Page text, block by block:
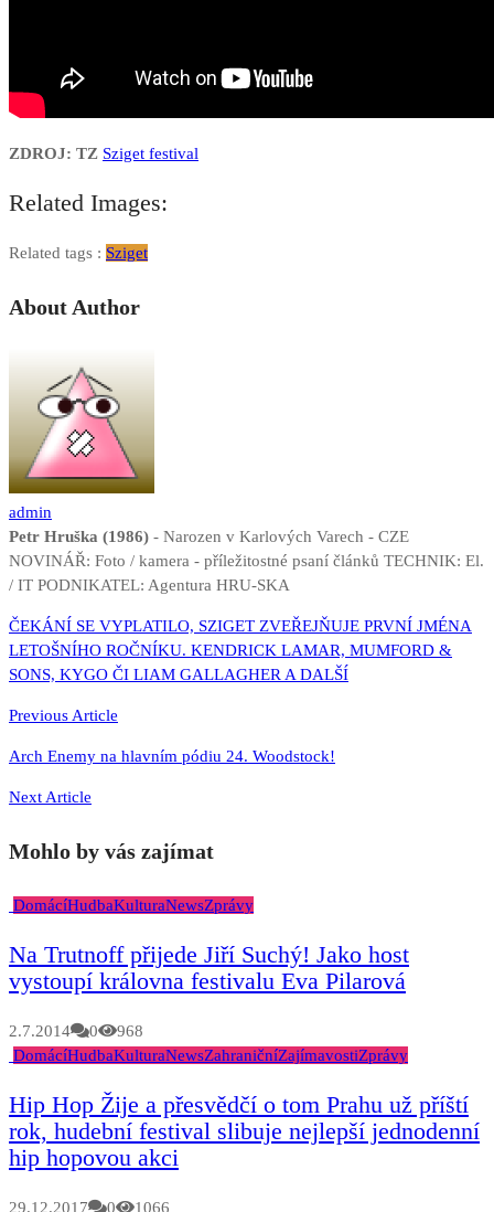
ZDROJ: TZ Sziget festival
Related Images:
Related tags : Sziget
About Author
admin
Petr Hruška (1986) - Narozen v Karlových Varech - CZE
NOVINÁŘ: Foto / kamera - příležitostné psaní článků TECHNIK: El.
/ IT PODNIKATEL: Agentura HRU-SKA
Navigace
pro
příspěvek
ČEKÁNÍ SE VYPLATILO, SZIGET ZVEŘEJŇUJE PRVNÍ JMÉNA
LETOŠNÍHO ROČNÍKU. KENDRICK LAMAR, MUMFORD &
SONS, KYGO ČI LIAM GALLAGHER A DALŠÍ
Previous Article
Arch Enemy na hlavním pódiu 24. Woodstock!
Next Article
Mohlo by vás zajímat
DomácíHudbaKulturaNewsZprávy
Na Trutnoff přijede Jiří Suchý! Jako host
vystoupí královna festivalu Eva Pilarová
2.7.2014 0
968
DomácíHudbaKulturaNewsZahraničníZajímavostiZprávy
Hip Hop Žije a přesvědčí o tom Prahu už příští
rok, hudební festival slibuje nejlepší jednodenní
hip hopovou akci
29.12.2017 0 1066